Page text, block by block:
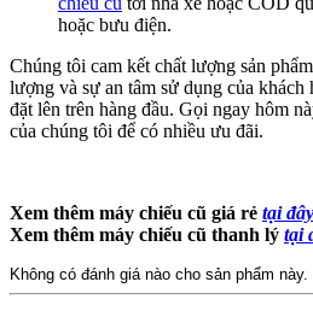
hoặc bưu điện.
Chúng tôi cam kết chất lượng sản
lượng và sự an tâm sử dụng của
đặt lên trên hàng đầu. Gọi ngay hôm
của chúng tôi để có nhiều ưu đãi.
Xem thêm máy chiếu cũ giá rẻ tại đây
Xem thêm máy chiếu cũ thanh lý tại
Không có đánh giá nào cho sản phẩm này.